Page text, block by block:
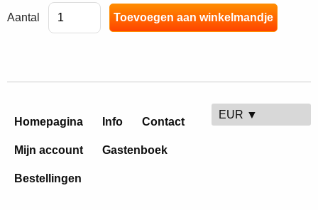
Aantal
Homepagina Info Contact
Mijn account Gastenboek
Bestellingen
EUR ▼